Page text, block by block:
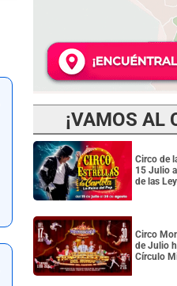
¡VAMOS AL
Circo de
15 Julio
de las
Circo
de Julio
Círculo